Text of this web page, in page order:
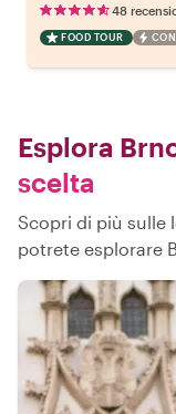
48
FOOD TOUR
Esplora
scelta
Scopri di più sulle
potrete esplorare